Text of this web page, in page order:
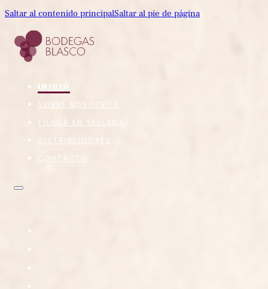
Saltar al contenido principalSaltar al pie de página
INICIO
SOBRE NOSOTROS
TIENDA EN TEULADA
DISTRIBUIDORES
CONTACTO